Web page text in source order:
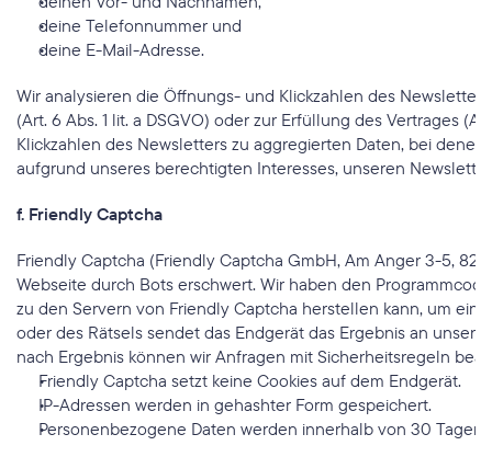
deine Telefonnummer und
deine E-Mail-Adresse.
Wir analysieren die Öffnungs- und Klickzahlen des
(Art. 6 Abs. 1 lit. a DSGVO) oder zur Erfüllung des Vertrages
Klickzahlen des Newsletters zu aggregierten Daten, bei
aufgrund unseres berechtigten Interesses, unseren
f. Friendly Captcha
Friendly Captcha (Friendly Captcha GmbH, Am Anger 3-5,
Webseite durch Bots erschwert. Wir haben den
zu den Servern von Friendly Captcha herstellen kann, um
oder des Rätsels sendet das Endgerät das Ergebnis an
nach Ergebnis können wir Anfragen mit Sicherheitsregeln
Friendly Captcha setzt keine Cookies auf dem Endgerät.
IP-Adressen werden in gehashter Form gespeichert.
Personenbezogene Daten werden innerhalb von 30 Tagen